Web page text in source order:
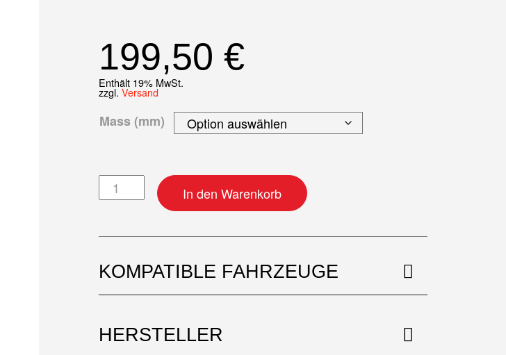
199,50€
Enthält 19% MwSt.
zzgl.Versand
Mass (mm)
Kolben-Kit MengeIn den Warenkorb
KOMPATIBLE FAHRZEUGE
HERSTELLER